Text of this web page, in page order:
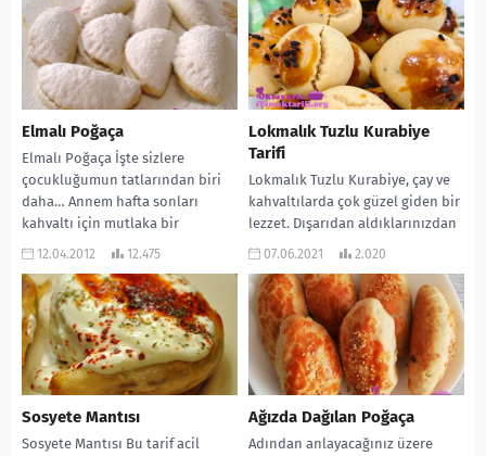
Elmalı Poğaça
Elmalı Poğaça İşte sizlere
çocukluğumun tatlarından biri
daha… Annem hafta sonları
kahvaltı için mutlaka bir
hamurişi hazırlardı. Ben en çok...
12.04.2012 12.475
Lokmalık Tuzlu Kurabiye
Tarifi
Lokmalık Tuzlu Kurabiye, çay ve
kahvaltılarda çok güzel giden bir
lezzet. Dışarıdan aldıklarınızdan
hiç bir farkı yok hatta daha bile...
07.06.2021 2.020
Sosyete Mantısı
Sosyete Mantısı Bu tarif acil
Ağızda Dağılan Poğaça
Adından anlayacağınız üzere